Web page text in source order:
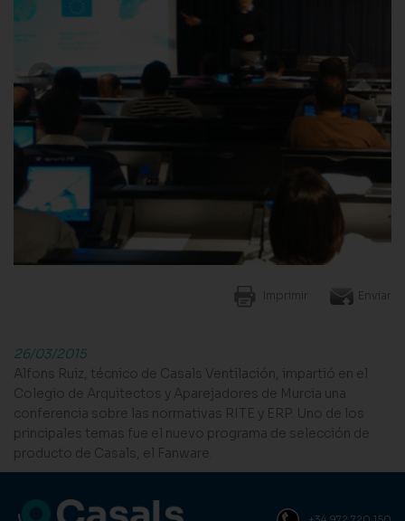
Imprimir Enviar
26/03/2015
Alfons Ruiz, técnico de Casals Ventilación, impartió en el
Colegio de Arquitectos y Aparejadores de Murcia una
conferencia sobre las normativas RITE y ERP. Uno de los
principales temas fue el nuevo programa de selección de
producto de Casals, el Fanware.